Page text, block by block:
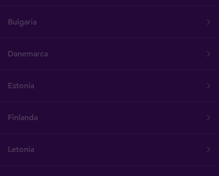
Bulgaria
Danemarca
Estonia
Finlanda
Letonia